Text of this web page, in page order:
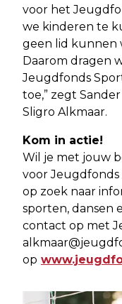
voor het
we kinderen te
geen lid kunnen
Daarom dragen
Jeugdfonds
toe,” zegt
Sligro Alkmaar.
Kom in actie!
Wil je met jouw
voor Jeugdfonds
op zoek naar
sporten, dansen
contact op met
op